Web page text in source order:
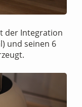
der Integration
und seinen 6